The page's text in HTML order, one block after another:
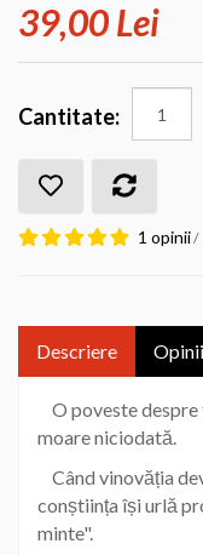
39,00 Lei
Cantitate:
1 opinii/
Descriere
O poveste despre
moare niciodată.
Când vinovăția
conștiința își urlă
minte".